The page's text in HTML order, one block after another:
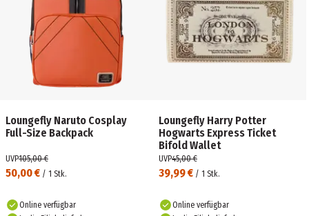
Loungefly Naruto Cosplay
Full-Size Backpack
50,00 € / 1 Stk.
UVP105,00 €
Online verfügbar
Loungefly Harry Potter
Hogwarts Express Ticket
Bifold Wallet
39,99 € / 1 Stk.
UVP45,00 €
Online verfügbar